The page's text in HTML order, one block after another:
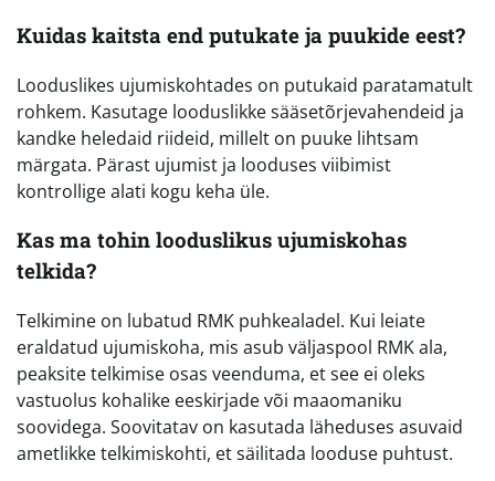
Kuidas kaitsta end putukate ja puukide eest?
Looduslikes ujumiskohtades on putukaid paratamatult
rohkem. Kasutage looduslikke sääsetõrjevahendeid ja
kandke heledaid riideid, millelt on puuke lihtsam
märgata. Pärast ujumist ja looduses viibimist
kontrollige alati kogu keha üle.
Kas ma tohin looduslikus ujumiskohas
telkida?
Telkimine on lubatud RMK puhkealadel. Kui leiate
eraldatud ujumiskoha, mis asub väljaspool RMK ala,
peaksite telkimise osas veenduma, et see ei oleks
vastuolus kohalike eeskirjade või maaomaniku
soovidega. Soovitatav on kasutada läheduses asuvaid
ametlikke telkimiskohti, et säilitada looduse puhtust.